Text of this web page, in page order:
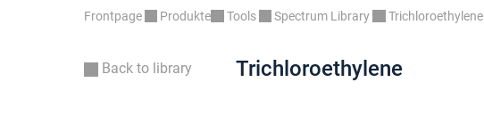
Frontpage Produkte Tools Spectrum Library Trichloroethylene
Back to library Trichloroethylene